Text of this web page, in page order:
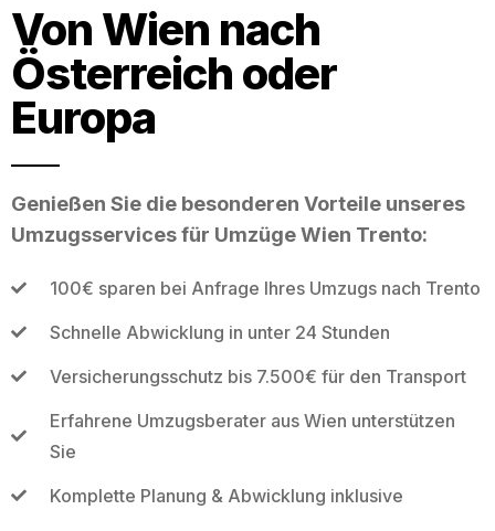
Von Wien nach
Österreich oder
Europa
Genießen Sie die besonderen Vorteile unseres
Umzugsservices für Umzüge Wien Trento:
100€ sparen bei Anfrage Ihres Umzugs nach Trento
Schnelle Abwicklung in unter 24 Stunden
Versicherungsschutz bis 7.500€ für den Transport
Erfahrene Umzugsberater aus Wien unterstützen
Sie
Komplette Planung & Abwicklung inklusive